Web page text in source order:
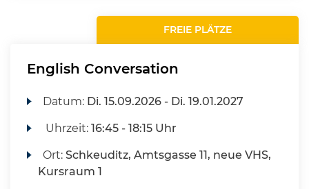
FREIE PLÄTZE
English Conversation
Datum: Di. 15.09.2026 - Di. 19.01.2027
Uhrzeit:16:45 - 18:15 Uhr
Ort:Schkeuditz, Amtsgasse 11, neue VHS,
Kursraum 1